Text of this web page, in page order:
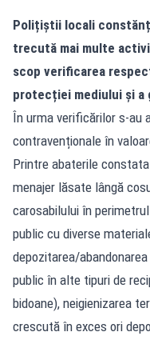
Polițiștii locali
trecută mai multe
scop verificarea
protecției mediului și a
În urma verificărilor s-au
contravenționale în
Printre abaterile
menajer lăsate lângă
carosabilului în
public cu diverse
depozitarea/
public în alte tipuri de
bidoane), neigienizarea
crescută în exces ori